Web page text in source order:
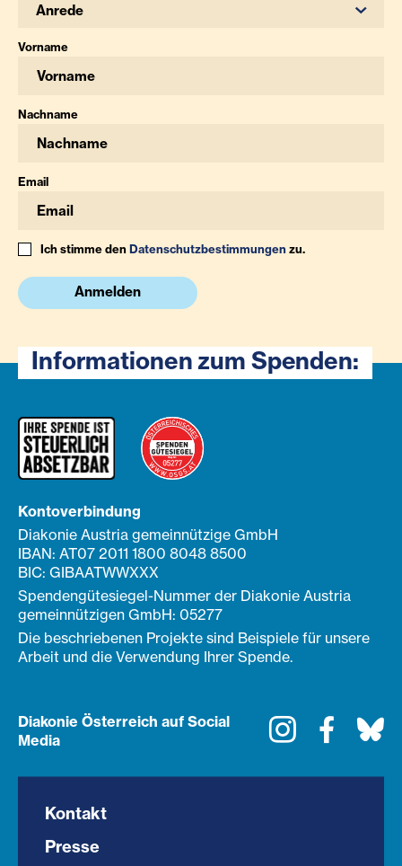
Anrede
Vorname
Nachname
Email
Ich stimme denDatenschutzbestimmungenzu.
Anmelden
Informationen zum Spenden:
Kontoverbindung
Diakonie Austria gemeinnützige GmbH
IBAN: AT07 2011 1800 8048 8500
BIC: GIBAATWWXXX
Spendengütesiegel-Nummer der Diakonie Austria
gemeinnützigen GmbH: 05277
Die beschriebenen Projekte sind Beispiele für unsere
Arbeit und die Verwendung Ihrer Spende.
Diakonie Österreich auf Social
Media
Instagram
Kontakt
Presse